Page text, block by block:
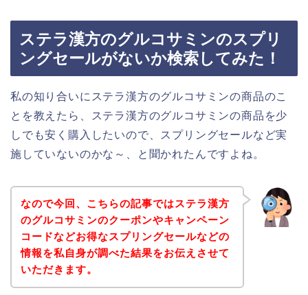
ステラ漢方のグルコサミンのスプリ
ングセールがないか検索してみた！
私の知り合いにステラ漢方のグルコサミンの商品のこ
とを教えたら、ステラ漢方のグルコサミンの商品を少
しでも安く購入したいので、スプリングセールなど実
施していないのかな～、と聞かれたんですよね。
なので今回、こちらの記事ではステラ漢方
のグルコサミンのクーポンやキャンペーン
コードなどお得なスプリングセールなどの
情報を私自身が調べた結果をお伝えさせて
いただきます。